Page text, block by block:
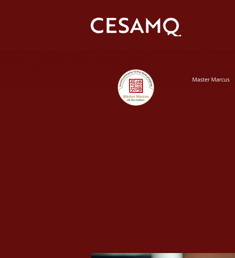
Master Marcus